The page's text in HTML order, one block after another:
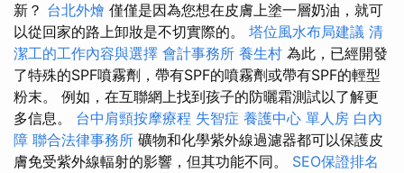
新？ 台北外燴 僅僅是因為您想在皮膚上塗一層奶油，就可
以從回家的路上卸妝是不切實際的。 塔位風水布局建議 清
潔工的工作內容與選擇 會計事務所 養生村 為此，已經開發
了特殊的SPF噴霧劑，帶有SPF的噴霧劑或帶有SPF的輕型
粉末。 例如，在互聯網上找到孩子的防曬霜測試以了解更
多信息。 台中肩頸按摩療程 失智症 養護中心 單人房 白內
障 聯合法律事務所 礦物和化學紫外線過濾器都可以保護皮
膚免受紫外線輻射的影響，但其功能不同。 SEO保證排名